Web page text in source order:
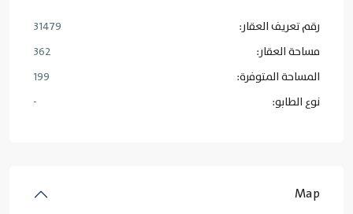
رقم تعريف العقار:
31479
مساحة العقار:
362
المساحة المتوفرة:
199
نوع الطابو:
-
Map